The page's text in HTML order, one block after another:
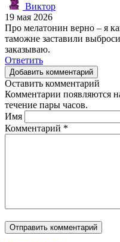
Виктор
19 мая 2026
Про мелатонин верно – я
таможне заставили
заказываю.
Ответить
Добавить комментарий
Оставить комментарий
Комментарии появляются
течение пары часов.
Имя
Комментарий *